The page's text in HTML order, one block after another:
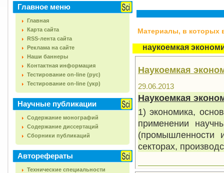
подцели первого, второго и
последующего уровней.
Главное меню
Главная
Карта сайта
RSS-лента сайта
Реклама на сайте
Наши баннеры
Контактная информация
Тестирование on-line (рус)
Тестирование on-line (укр)
Научные публикации
Содержание монографий
Содержание диссертаций
Сборники публикаций
Авторефераты
Технические специальности
Материалы, в которых
наукоемкая
Наукоемкая
29.06.2013
Наукоемкая
1) экономика,
применении
(промышленности
секторах,